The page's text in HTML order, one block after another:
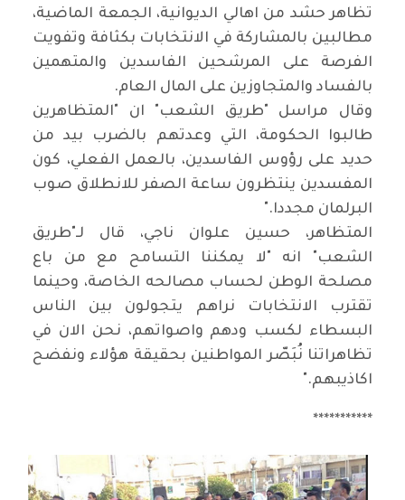
تظاهر حشد من اهالي الديوانية، الجمعة الماضية،
مطالبين بالمشاركة في الانتخابات بكثافة وتفويت
الفرصة على المرشحين الفاسدين والمتهمين
بالفساد والمتجاوزين على المال العام.
وقال مراسل "طريق الشعب" ان "المتظاهرين
طالبوا الحكومة، التي وعدتهم بالضرب بيد من
حديد على رؤوس الفاسدين، بالعمل الفعلي، كون
المفسدين ينتظرون ساعة الصفر للانطلاق صوب
البرلمان مجددا".
المتظاهر، حسين علوان ناجي، قال لـ"طريق
الشعب" انه "لا يمكننا التسامح مع من باع
مصلحة الوطن لحساب مصالحه الخاصة، وحينما
تقترب الانتخابات نراهم يتجولون بين الناس
البسطاء لكسب ودهم واصواتهم، نحن الان في
تظاهراتنا نُبَصّر المواطنين بحقيقة هؤلاء ونفضح
اكاذيبهم".
***********